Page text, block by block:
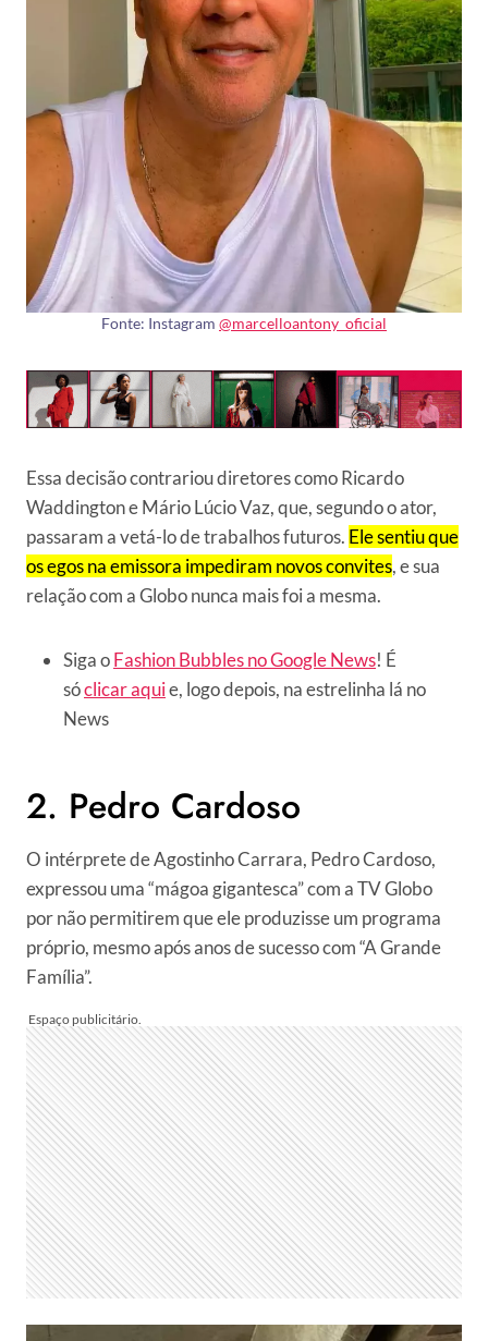
Fonte: Instagram @marcelloantony_oficial
Essa decisão contrariou diretores como Ricardo
Waddington e Mário Lúcio Vaz, que, segundo o ator,
passaram a vetá-lo de trabalhos futuros. Ele sentiu que
os egos na emissora impediram novos convites, e sua
relação com a Globo nunca mais foi a mesma.
Siga oFashion Bubbles no Google News! É
sóclicar aquie, logo depois, na estrelinha lá no
News
2. Pedro Cardoso
O intérprete de Agostinho Carrara, Pedro Cardoso,
expressou uma “mágoa gigantesca” com a TV Globo
por não permitirem que ele produzisse um programa
próprio, mesmo após anos de sucesso com “A Grande
Família”.